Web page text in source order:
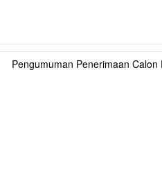
Pengumuman Penerimaan Calon